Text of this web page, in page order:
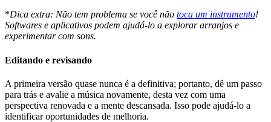
*Dica extra: Não tem problema se você não toca um instrumento!
Softwares e aplicativos podem ajudá-lo a explorar arranjos e
experimentar com sons.
Editando e revisando
A primeira versão quase nunca é a definitiva; portanto, dê um passo
para trás e avalie a música novamente, desta vez com uma
perspectiva renovada e a mente descansada. Isso pode ajudá-lo a
identificar oportunidades de melhoria.